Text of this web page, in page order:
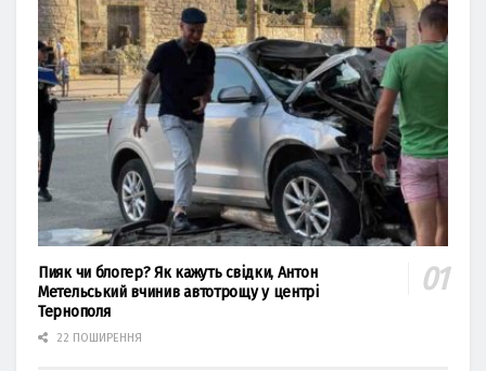
Пияк чи блогер? Як кажуть свідки, Антон
Метельський вчинив автотрощу у центрі
Тернополя
22 ПОШИРЕННЯ